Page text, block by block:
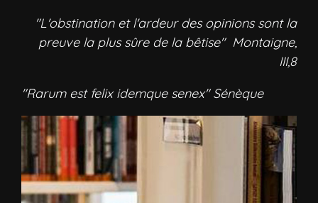
"L'obstination et l'ardeur des opinions sont la
preuve la plus sûre de la bêtise" Montaigne,
III,8
"Rarum est felix idemque senex" Sénèque